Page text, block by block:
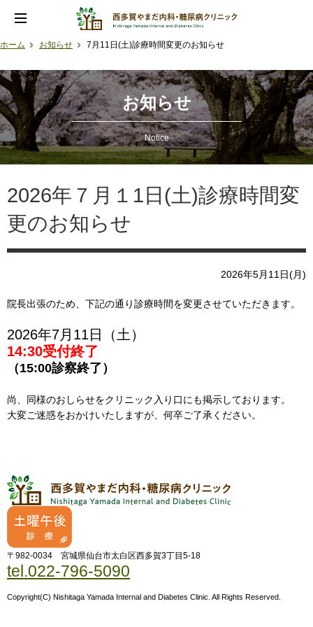
ホーム お知らせ 7月11日(土)診療時間変更のお知らせ
お知らせ
Notice
2026年７月１1日(土)診療時間変
更のお知らせ
2026年5月11日(月)
院長出張のため、下記の通り診療時間を変更させていただきます。
2026年7月11日（土）
14:30受付終了
（15:00診察終了）
尚、同様のおしらせをクリニック入り口にも掲示しております。
大変ご迷惑をおかけいたしますが、何卒ご了承ください。
〒982-0034 宮城県仙台市太白区西多賀3丁目5-18
tel.022-796-5090
Copyright(C) Nishitaga Yamada Internal and Diabetes Clinic. All Rights Reserved.